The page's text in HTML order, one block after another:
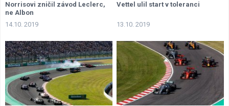
Norrisovi zničil závod Leclerc,
ne Albon
14.10. 2019
Vettel ulil start v toleranci
13.10. 2019